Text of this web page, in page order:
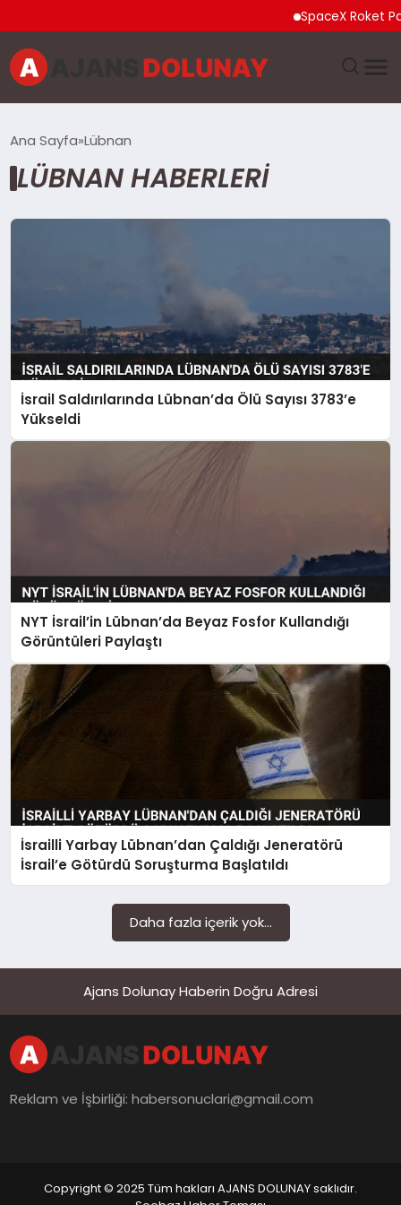
SpaceX Roket
EĞITIM
EKONOMI
MAGAZIN
SAĞLIK
Ana Sayfa Lübnan
LÜBNAN HABERLERI
İsrail Saldırılarında Lübnan’da Ölü Sayısı 3783’e
Yükseldi
NYT İsrail’in Lübnan’da Beyaz Fosfor Kullandığı
Görüntüleri Paylaştı
İsrailli Yarbay Lübnan’dan Çaldığı Jeneratörü
İsrail’e Götürdü Soruşturma Başlatıldı
Daha fazla içerik yok...
Ajans Dolunay Haberin Doğru Adresi
Reklam ve İşbirliği:habersonuclari@gmail.com
Copyright © 2025 Tüm hakları AJANS DOLUNAY saklıdır.